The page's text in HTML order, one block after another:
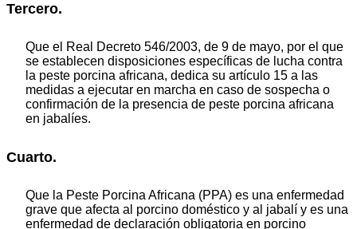
Tercero.
Que el Real Decreto 546/2003, de 9 de mayo, por el que
se establecen disposiciones específicas de lucha contra
la peste porcina africana, dedica su artículo 15 a las
medidas a ejecutar en marcha en caso de sospecha o
confirmación de la presencia de peste porcina africana
en jabalíes.
Cuarto.
Que la Peste Porcina Africana (PPA) es una enfermedad
grave que afecta al porcino doméstico y al jabalí y es una
enfermedad de declaración obligatoria en porcino